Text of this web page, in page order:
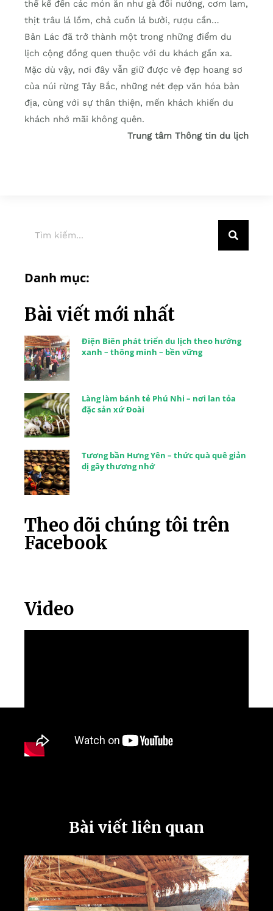
thể kể đến các món ăn như gà đồi nướng, cơm lam,
thịt trâu lá lồm, chả cuốn lá bưởi, rượu cần…
Bản Lác đã trở thành một trong những điểm du
lịch cộng đồng quen thuộc với du khách gần xa.
Mặc dù vậy, nơi đây vẫn giữ được vẻ đẹp hoang sơ
của núi rừng Tây Bắc, những nét đẹp văn hóa bản
địa, cùng với sự thân thiện, mến khách khiến du
khách nhớ mãi không quên.
Trung tâm Thông tin du lịch
Danh mục:
Bài viết mới nhất
Điện Biên phát triển du lịch theo hướng
xanh – thông minh – bền vững
Làng làm bánh tẻ Phú Nhi – nơi lan tỏa
đặc sản xứ Đoài
Tương bần Hưng Yên – thức quà quê giản
dị gây thương nhớ
Theo dõi chúng tôi trên
Facebook
Video
Bài viết liên quan